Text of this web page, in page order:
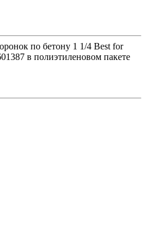
по бетону 1 1/4 Best for
в полиэтиленовом пакете